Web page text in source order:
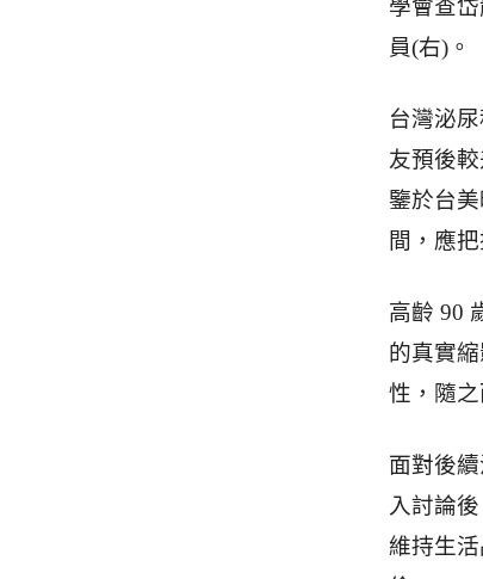
學會查
員(右)。
台灣泌
友預後
鑒於台
間，應
高齡 90
的真實
性，隨
面對後
入討論
維持生